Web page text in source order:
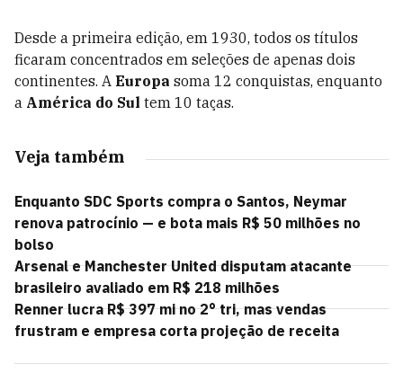
Desde a primeira edição, em 1930, todos os títulos
ficaram concentrados em seleções de apenas dois
continentes. A Europa soma 12 conquistas, enquanto
a América do Sul tem 10 taças.
Veja também
Enquanto SDC Sports compra o Santos, Neymar
renova patrocínio — e bota mais R$ 50 milhões no
bolso
Arsenal e Manchester United disputam atacante
brasileiro avaliado em R$ 218 milhões
Renner lucra R$ 397 mi no 2° tri, mas vendas
frustram e empresa corta projeção de receita